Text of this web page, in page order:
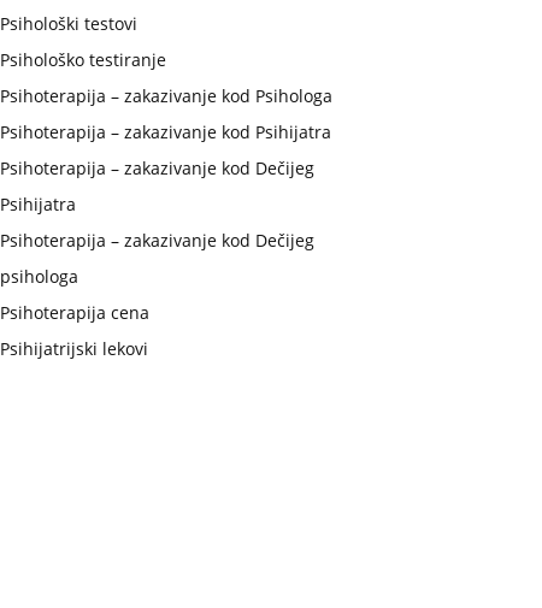
Psihološki testovi
Psihološko testiranje
Psihoterapija – zakazivanje kod Psihologa
Psihoterapija – zakazivanje kod Psihijatra
Psihoterapija – zakazivanje kod Dečijeg
Psihijatra
Psihoterapija – zakazivanje kod Dečijeg
psihologa
Psihoterapija cena
Psihijatrijski lekovi